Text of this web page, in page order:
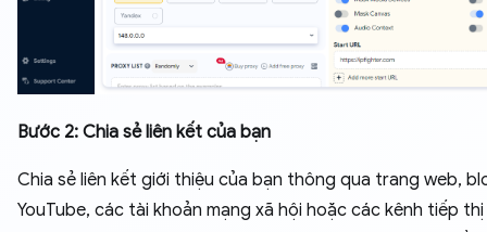
Bước 2: Chia sẻ liên kết của bạn
Chia sẻ liên kết giới thiệu của bạn thông qua trang web,
YouTube, các tài khoản mạng xã hội hoặc các kênh tiếp